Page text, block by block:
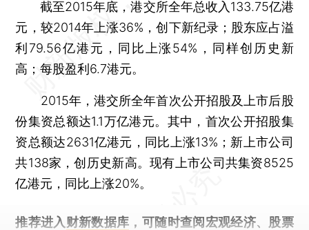
截至2015年底，港交所全年总收入133.75亿港
元，较2014年上涨36%，创下新纪录；股东应占溢
利79.56亿港元，同比上涨54%，同样创历史新
高；每股盈利6.7港元。
2015年，港交所全年首次公开招股及上市后股
份集资总额达1.1万亿港元。其中，首次公开招股集
资总额达2631亿港元，同比上涨13%；新上市公司
共138家，创历史新高。现有上市公司共集资8525
亿港元，同比上涨20%。
推荐进入 财新数据库 ，可随时查阅宏观经济、股票